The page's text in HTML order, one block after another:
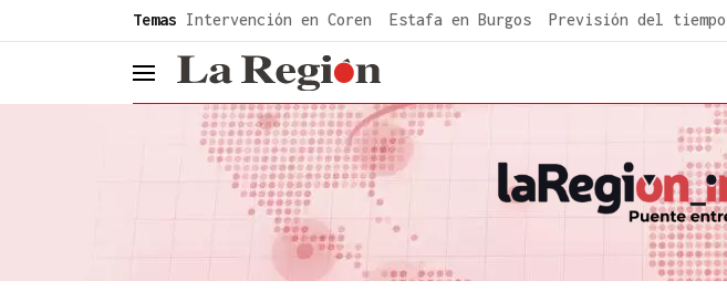
Temas Intervención en Coren Estafa en Burgos Previsión del tiempo
header.menu.open